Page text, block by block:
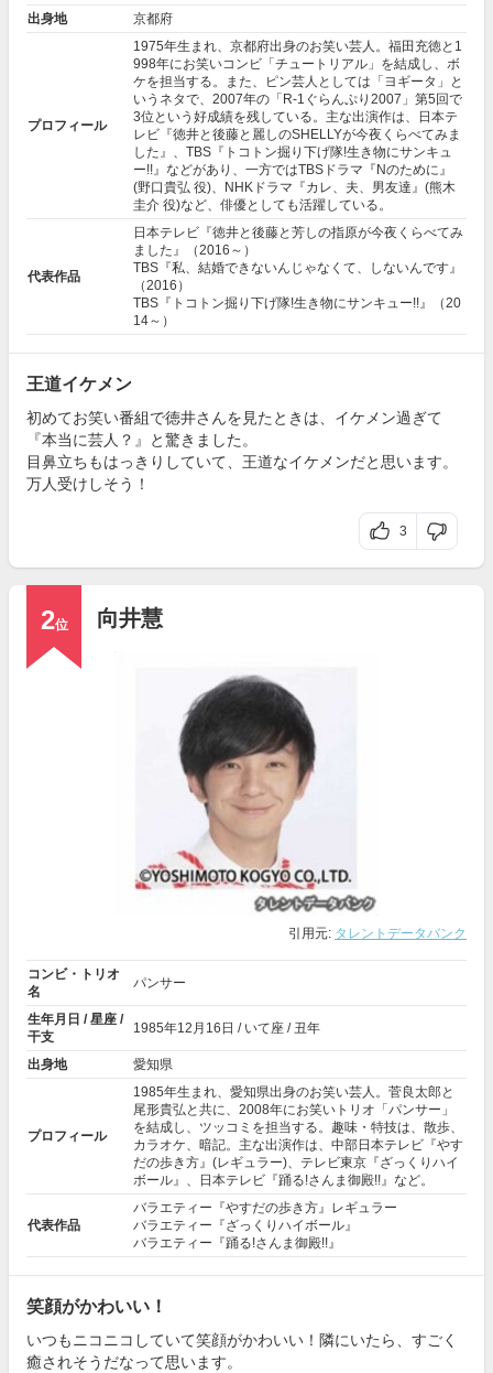
出身地 京都府
プロフィール
1975年生まれ、京都府出身のお笑い芸人。福田充徳と1
998年にお笑いコンビ「チュートリアル」を結成し、ボ
ケを担当する。また、ピン芸人としては「ヨギータ」と
いうネタで、2007年の「R-1ぐらんぷり2007」第5回で
3位という好成績を残している。主な出演作は、日本テ
レビ『徳井と後藤と麗しのSHELLYが今夜くらべてみま
した』、TBS『トコトン掘り下げ隊!生き物にサンキュ
ー!!』などがあり、一方ではTBSドラマ『Nのために 』
(野口貴弘 役)、NHKドラマ『カレ、夫、男友達 』(熊木
圭介 役)など、俳優としても活躍している。
代表作品
日本テレビ『徳井と後藤と芳しの指原が今夜くらべてみ
ました』（2016～）
TBS『私、結婚できないんじゃなくて、しないんです』
（2016）
TBS『トコトン掘り下げ隊!生き物にサンキュー!!』（20
14～）
王道イケメン
初めてお笑い番組で徳井さんを見たときは、イケメン過ぎて
『本当に芸人？』と驚きました。
目鼻立ちもはっきりしていて、王道なイケメンだと思います。
万人受けしそう！
3
2位 向井慧
引用元: タレントデータバンク
コンビ・トリオ
名
パンサー
生年月日 / 星座 /
干支
1985年12月16日 / いて座 / 丑年
出身地 愛知県
プロフィール
1985年生まれ、愛知県出身のお笑い芸人。菅良太郎と
尾形貴弘と共に、2008年にお笑いトリオ「パンサー 」
を結成し、ツッコミを担当する。趣味・特技は、散歩、
カラオケ、暗記。主な出演作は、中部日本テレビ『やす
だの歩き方』(レギュラー)、テレビ東京『ざっくりハイ
ボール』、日本テレビ『踊る!さんま御殿!!』など。
代表作品
バラエティー『やすだの歩き方』レギュラー
バラエティー『ざっくりハイボール』
バラエティー『踊る!さんま御殿!!』
笑顔がかわいい！
いつもニコニコしていて笑顔がかわいい！隣にいたら、すごく
癒されそうだなって思います。